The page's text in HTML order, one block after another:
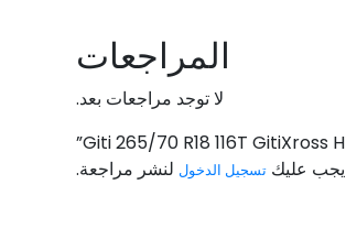
المراجعات
لا توجد مراجعات بعد.
يجب عليكتسجيل الدخول لنشر مراجعة.